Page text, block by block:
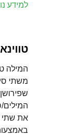
למידע
טווינא
המילה
משתי
את שתי